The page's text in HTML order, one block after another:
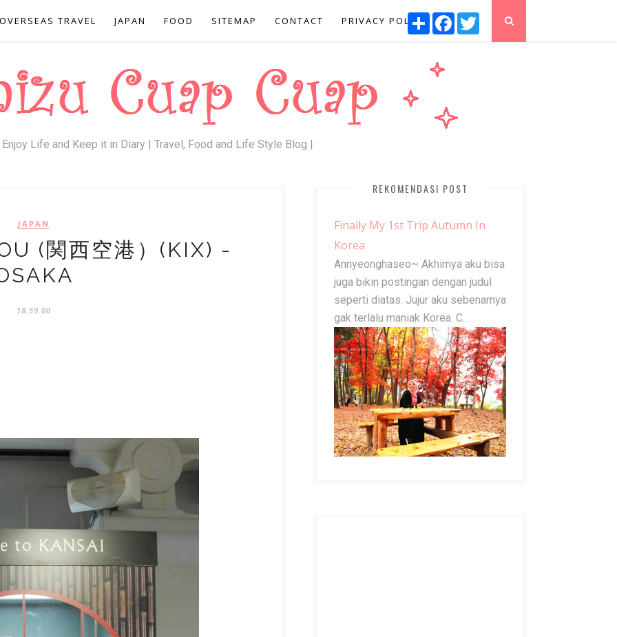
OVERSEAS TRAVEL JAPAN FOOD SITEMAP CONTACT PRIVACY POLICY
S
F
Life and Keep it in Diary | Travel, Food and Life Style Blog |
JAPAN
(関西空港）(KIX) -
18.59.00
REKOMENDASI POST
Finally My 1st Trip Autumn In
Korea
Annyeonghaseo~ Akhirnya aku bisa
juga bikin postingan dengan judul
seperti diatas. Jujur aku sebenarnya
gak terlalu maniak Korea. C...